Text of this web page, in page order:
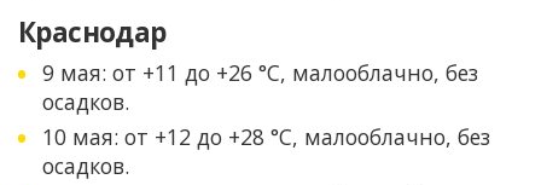
Краснодар
9 мая: от +11 до +26 °C, малооблачно, без
осадков.
10 мая: от +12 до +28 °C, малооблачно, без
осадков.